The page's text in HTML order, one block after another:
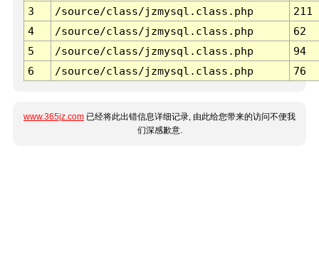
3 /source/class/jzmysql.class.php
211
4
/source/class/jzmysql.class.php
62
5
/source/class/jzmysql.class.php
94
6
/source/class/jzmysql.class.php 76
www.365jz.com 已经将此出错信息详细记录, 由此给您带来的访问不便我
们深感歉意.